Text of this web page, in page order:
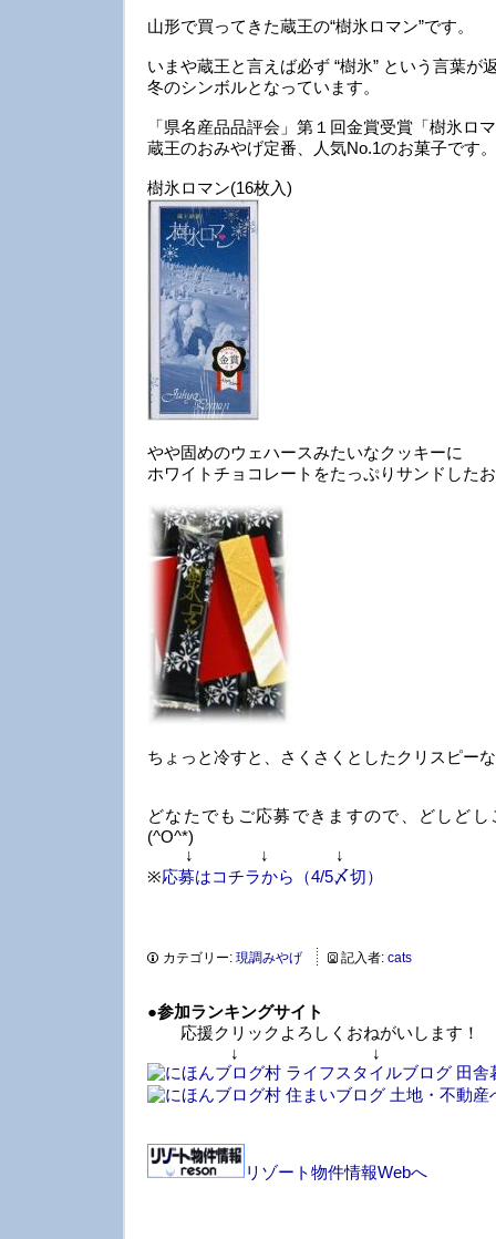
山形で買ってきた蔵王の“樹氷ロマン”です。
いまや蔵王と言えば必ず “樹氷” という言葉が
冬のシンボルとなっています。
「県名産品品評会」第１回金賞受賞「樹氷ロ
蔵王のおみやげ定番、人気No.1のお菓子です。
樹氷ロマン(16枚入)
やや固めのウェハースみたいなクッキーに
ホワイトチョコレートをたっぷりサンドした
ちょっと冷すと、さくさくとしたクリスピー
どなたでもご応募できますので、どしど
(^O^*)
↓ ↓ ↓
※応募はコチラから（4/5〆切）
カテゴリー: 現調みやげ 記入者: cats
●参加ランキングサイト
応援クリックよろしくおねがいします！
↓ ↓
リゾート物件情報Webへ